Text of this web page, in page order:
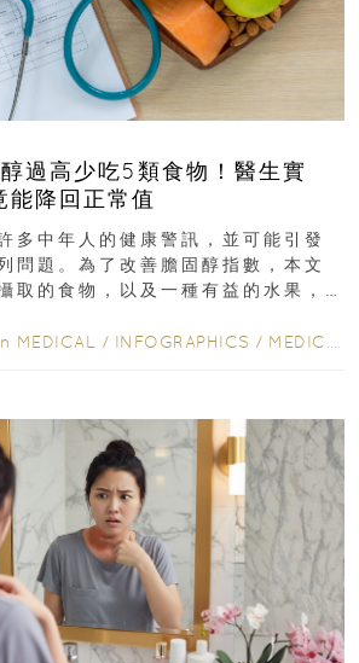
過高少吃5類食物！醫生實
能降回正常值
多中年人的健康警訊，並可能引發
問題。為了改善膽固醇指數，本文
取的食物，以及一種有益的水果，
MEDICAL / INFOGRAPHICS / MEDICAL